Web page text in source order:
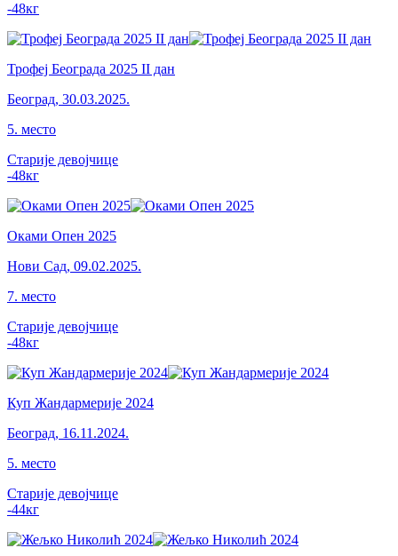
-48кг
Трофеј Београда 2025 II дан
Београд, 30.03.2025.
5. место
Старије девојчице
-48кг
Оками Опен 2025
Нови Сад, 09.02.2025.
7. место
Старије девојчице
-48кг
Куп Жандармерије 2024
Београд, 16.11.2024.
5. место
Старије девојчице
-44кг